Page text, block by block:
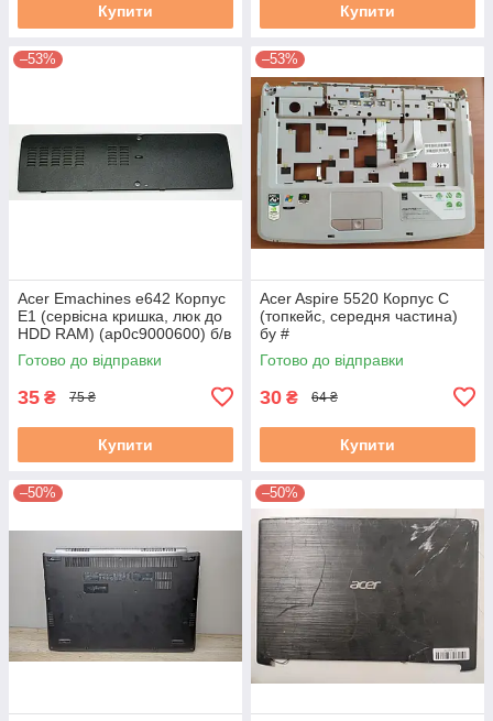
Купити Купити
–53%
Acer Emachines e642 Корпус
E1 (сервісна кришка, люк до
HDD RAM) (ap0c9000600) б/в
#
Готово до відправки
35 ₴ 75 ₴
Купити
–53%
Acer Aspire 5520 Корпус C
(топкейс, середня частина)
бу #
Готово до відправки
30 ₴ 64 ₴
Купити
–50% –50%